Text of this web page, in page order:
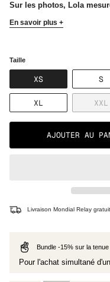
Sur les photos, Lola
En savoir plus +
Taille
XSVARIANTE
ÉPUISÉE
S
OU
XL
ÉPUISÉE
OU
NON
XXL
AJOUTER AU
Livraison Mondial Relay
Bundle -15% sur la tenue
Pour l'achat simultané